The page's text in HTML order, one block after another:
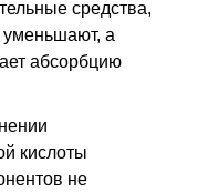
средства,
а
абсорбцию
кислоты
не